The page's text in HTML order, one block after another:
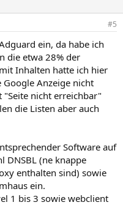
#5
ein, da habe ich
die etwa 28% der
Inhalten hatte ich hier
Google Anzeige nicht
nicht erreichbar"
die Listen aber auch
Software auf
DNSBL (ne knappe
enthalten sind) sowie
ein.
1 bis 3 sowie webclient